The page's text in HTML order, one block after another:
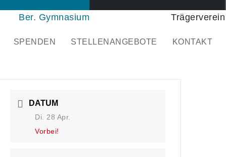
Ber. Gymnasium Trägerverein
SPENDEN STELLENANGEBOTE KONTAKT
DATUM
Di. 28 Apr.
Vorbei!